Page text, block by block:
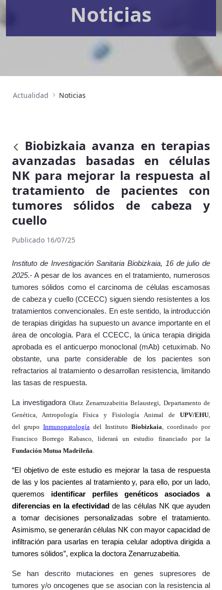
Noticias
Actualidad Noticias
Biobizkaia avanza en terapias
avanzadas basadas en células
NK para mejorar la respuesta al
tratamiento de pacientes con
tumores sólidos de cabeza y
cuello
Publicado 16/07/25
Instituto de Investigación Sanitaria Biobizkaia, 16 de julio de
2025.- A pesar de los avances en el tratamiento, numerosos
tumores sólidos como el carcinoma de células escamosas
de cabeza y cuello (CCECC) siguen siendo resistentes a los
tratamientos convencionales. En este sentido, la introducción
de terapias dirigidas ha supuesto un avance importante en el
área de oncología. Para el CCECC, la única terapia dirigida
aprobada es el anticuerpo monoclonal (mAb) cetuximab. No
obstante, una parte considerable de los pacientes son
refractarios al tratamiento o desarrollan resistencia, limitando
las tasas de respuesta.
La investigadora Olatz Zenarruzabeitia Belaustegi, Departamento de
Genética, Antropología Física y Fisiología Animal de UPV/EHU,
del grupo Inmunopatología del Instituto Biobizkaia, coordinado por
Francisco Borrego Rabasco, liderará un estudio financiado por la
Fundación Mutua Madrileña.
“El objetivo de este estudio es mejorar la tasa de respuesta
de las y los pacientes al tratamiento y, para ello, por un lado,
queremos identificar perfiles genéticos asociados a
diferencias en la efectividad de las células NK que ayuden
a tomar decisiones personalizadas sobre el tratamiento.
Asimismo, se generarán células NK con mayor capacidad de
infiltración para usarlas en terapia celular adoptiva dirigida a
tumores sólidos”, explica la doctora Zenarruzabeitia.
Se han descrito mutaciones en genes supresores de
tumores y/o oncogenes que se asocian con la resistencia al